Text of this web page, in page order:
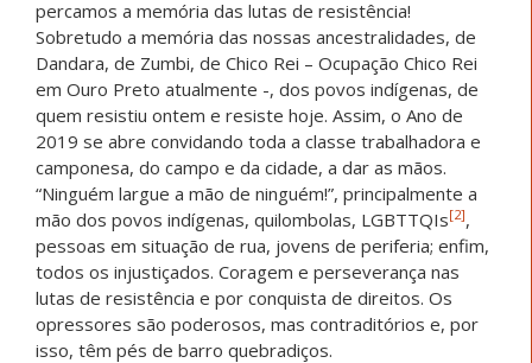
percamos a memória das lutas de resistência!
Sobretudo a memória das nossas ancestralidades, de
Dandara, de Zumbi, de Chico Rei – Ocupação Chico Rei
em Ouro Preto atualmente -, dos povos indígenas, de
quem resistiu ontem e resiste hoje. Assim, o Ano de
2019 se abre convidando toda a classe trabalhadora e
camponesa, do campo e da cidade, a dar as mãos.
“Ninguém largue a mão de ninguém!”, principalmente a
mão dos povos indígenas, quilombolas, LGBTTQIs[2],
pessoas em situação de rua, jovens de periferia; enfim,
todos os injustiçados. Coragem e perseverança nas
lutas de resistência e por conquista de direitos. Os
opressores são poderosos, mas contraditórios e, por
isso, têm pés de barro quebradiços.